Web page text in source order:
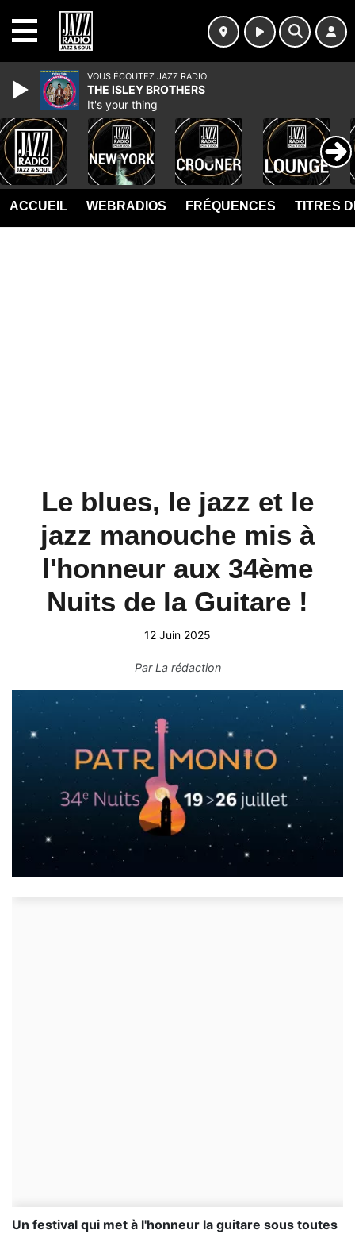
ACCUEIL WEBRADIOS FRÉQUENCES TITRES
Le blues, le jazz et le
jazz manouche mis à
l'honneur aux 34ème
Nuits de la Guitare !
12 Juin 2025
ParLa rédaction
Un festival qui met à l'honneur la guitare sous toutes
VOUS ÉCOUTEZ JAZZ RADIO
THE ISLEY BROTHERS
It's your thing